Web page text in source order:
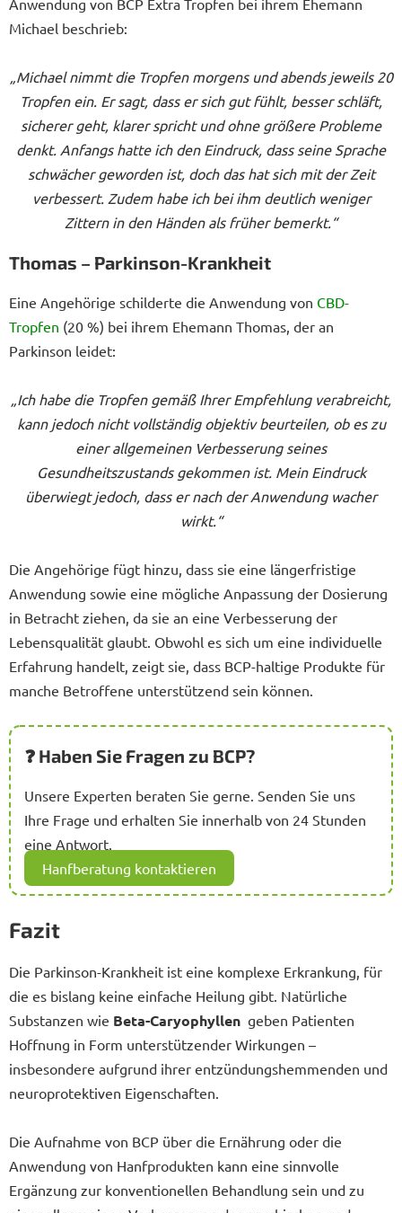
Michael beschrieb:
„Michael nimmt die Tropfen morgens und abends jeweils 20
Tropfen ein. Er sagt, dass er sich gut fühlt, besser schläft,
sicherer geht, klarer spricht und ohne größere Probleme
denkt. Anfangs hatte ich den Eindruck, dass seine Sprache
schwächer geworden ist, doch das hat sich mit der Zeit
verbessert. Zudem habe ich bei ihm deutlich weniger
Zittern in den Händen als früher bemerkt.“
Thomas – Parkinson-Krankheit
Eine Angehörige schilderte die Anwendung von CBD-
Tropfen (20 %) bei ihrem Ehemann Thomas, der an
Parkinson leidet:
„Ich habe die Tropfen gemäß Ihrer Empfehlung verabreicht,
kann jedoch nicht vollständig objektiv beurteilen, ob es zu
einer allgemeinen Verbesserung seines
Gesundheitszustands gekommen ist. Mein Eindruck
überwiegt jedoch, dass er nach der Anwendung wacher
wirkt.“
Die Angehörige fügt hinzu, dass sie eine längerfristige
Anwendung sowie eine mögliche Anpassung der Dosierung
in Betracht ziehen, da sie an eine Verbesserung der
Lebensqualität glaubt. Obwohl es sich um eine individuelle
Erfahrung handelt, zeigt sie, dass BCP-haltige Produkte für
manche Betroffene unterstützend sein können.
❓ Haben Sie Fragen zu BCP?
Unsere Experten beraten Sie gerne. Senden Sie uns
Ihre Frage und erhalten Sie innerhalb von 24 Stunden
eine Antwort.
Hanfberatung kontaktieren
Fazit
Die Parkinson-Krankheit ist eine komplexe Erkrankung, für
die es bislang keine einfache Heilung gibt. Natürliche
Substanzen wie Beta-Caryophyllen geben Patienten
Hoffnung in Form unterstützender Wirkungen –
insbesondere aufgrund ihrer entzündungshemmenden und
neuroprotektiven Eigenschaften.
Die Aufnahme von BCP über die Ernährung oder die
Anwendung von Hanfprodukten kann eine sinnvolle
Ergänzung zur konventionellen Behandlung sein und zu